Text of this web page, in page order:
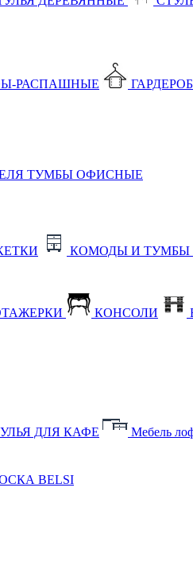
РАСПАШНЫЕ
ТУМБЫ ОФИСНЫЕ
КОМОДЫ И ТУМБЫ
КОНСОЛИ
ДЛЯ КАФЕ Мебель
BELSI